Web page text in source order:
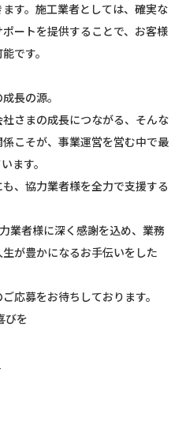
す。施工業者としては、確実な
ートを提供することで、お客様
です。
長の源。
さまの成長につながる、そんな
こそが、事業運営を営む中で最
ます。
、協力業者様を全力で支援する
業者様に深く感謝を込め、業務
が豊かになるお手伝いをした
応募をお待ちしております。
びを